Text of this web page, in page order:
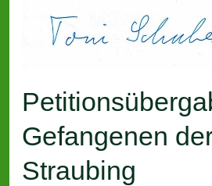
Gefangenen
Straubing